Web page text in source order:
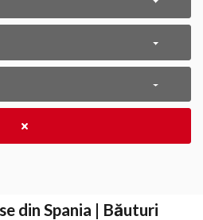
din Spania | Băuturi